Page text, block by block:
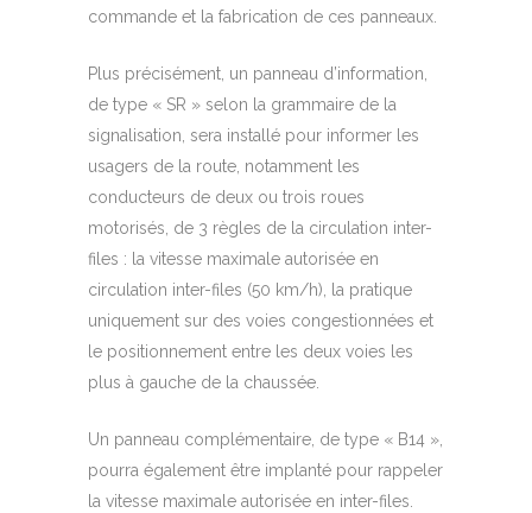
commande et la fabrication de ces panneaux.
Plus précisément, un panneau d’information,
de type « SR » selon la grammaire de la
signalisation, sera installé pour informer les
usagers de la route, notamment les
conducteurs de deux ou trois roues
motorisés, de 3 règles de la circulation inter-
files : la vitesse maximale autorisée en
circulation inter-files (50 km/h), la pratique
uniquement sur des voies congestionnées et
le positionnement entre les deux voies les
plus à gauche de la chaussée.
Un panneau complémentaire, de type « B14 »,
pourra également être implanté pour rappeler
la vitesse maximale autorisée en inter-files.